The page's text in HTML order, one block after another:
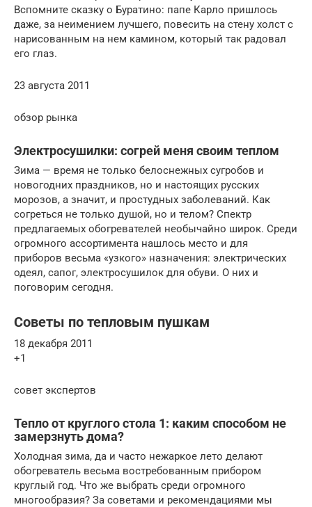
Вспомните сказку о Буратино: папе Карло пришлось
даже, за неимением лучшего, повесить на стену холст с
нарисованным на нем камином, который так радовал
его глаз.
23 августа 2011
обзор рынка
Электросушилки: согрей меня своим теплом
Зима — время не только белоснежных сугробов и
новогодних праздников, но и настоящих русских
морозов, а значит, и простудных заболеваний. Как
согреться не только душой, но и телом? Спектр
предлагаемых обогревателей необычайно широк. Среди
огромного ассортимента нашлось место и для
приборов весьма «узкого» назначения: электрических
одеял, сапог, электросушилок для обуви. О них и
поговорим сегодня.
Советы по тепловым пушкам
18 декабря 2011
+1
совет экспертов
Тепло от круглого стола 1: каким способом не
замерзнуть дома?
Холодная зима, да и часто нежаркое лето делают
обогреватель весьма востребованным прибором
круглый год. Что же выбрать среди огромного
многообразия? За советами и рекомендациями мы